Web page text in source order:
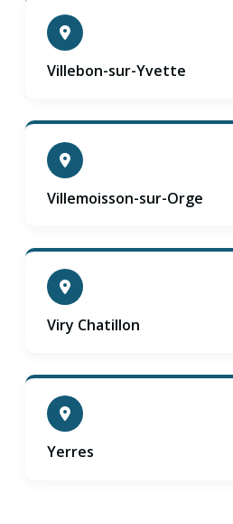
Villebon-sur-Yvette
Villemoisson-sur-Orge
Viry Chatillon
Yerres